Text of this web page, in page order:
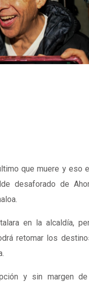
que muere y eso
desaforado de
en la alcaldía,
retomar los
y sin margen